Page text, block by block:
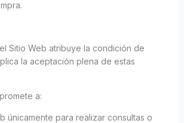
Sitio Web atribuye la condición de
la aceptación plena de estas
a:
únicamente para realizar consultas o